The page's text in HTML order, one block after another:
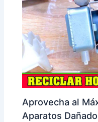
Aprovecha al
Aparatos